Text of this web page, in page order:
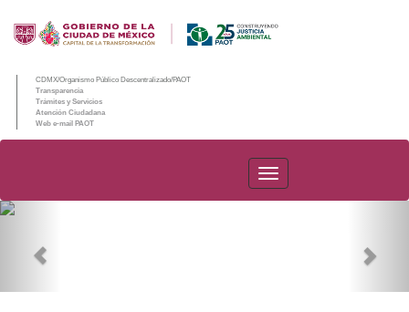
CDMX/Organismo Público Descentralizado/PAOT
Transparencia
Trámites y Servicios
Atención Ciudadana
Web e-mail PAOT
PAOT